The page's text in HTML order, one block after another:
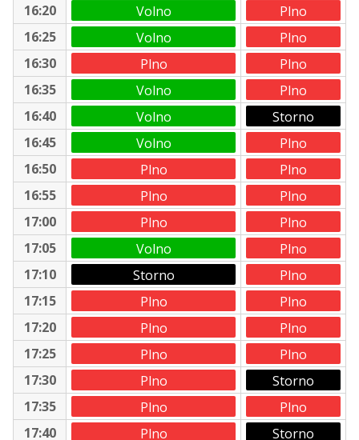
16:20
Volno
Plno
16:25
Volno
Plno
16:30
Plno
Plno
16:35
Volno
Plno
16:40
Volno
Storno
16:45
Volno
Plno
16:50
Plno
Plno
16:55
Plno
Plno
17:00
Plno
Plno
17:05
Volno
Plno
17:10
Storno
Plno
17:15
Plno
Plno
17:20
Plno
Plno
17:25
Plno
Plno
17:30
Plno
Storno
17:35
Plno
Plno
17:40
Plno
Storno